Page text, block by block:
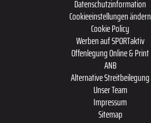
Datenschutzinformation
Cookieeinstellungen ändern
Cookie Policy
Werben auf SPORTaktiv
Offenlegung Online & Print
ANB
Alternative Streitbeilegung
Unser Team
Impressum
Sitemap